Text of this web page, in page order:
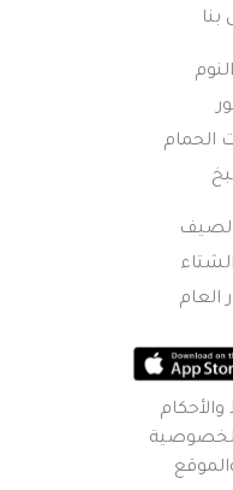
الحمام
العام